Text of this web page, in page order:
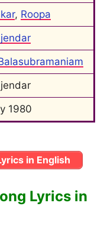
, Roopa
1980
in English
Lyrics in